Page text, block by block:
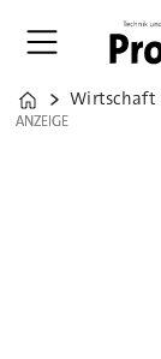
Home
Wirtschaft
ANZEIGE
ANZEIGE